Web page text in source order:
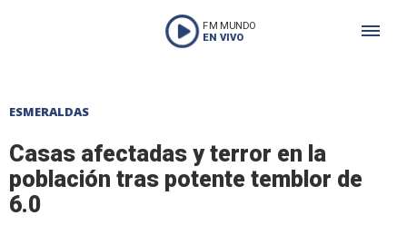
FM MUNDO
EN VIVO
ESMERALDAS
Casas afectadas y terror en la
población tras potente temblor de
6.0